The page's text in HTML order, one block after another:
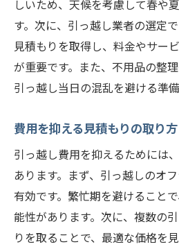
業者選びで失敗しな
札幌市北区で効率的な荷
功させる方法
荷物整理のタイムスケ
必要な物のリストアップ
効率的な荷物のパッキ
引っ越し当日の荷物管
荷物整理のためのチ
引っ越し費用を抑えるた
北区の事例
しいため、天候を考慮して春や
す。次に、引っ越し業者の選定
見積もりを取得し、料金やサー
が重要です。また、不用品の整
引っ越し当日の混乱を避ける準
費用を抑える見積もりの取り方
引っ越し費用を抑えるためには
あります。まず、引っ越しのオ
有効です。繁忙期を避けること
能性があります。次に、複数の
りを取ることで、最適な価格を